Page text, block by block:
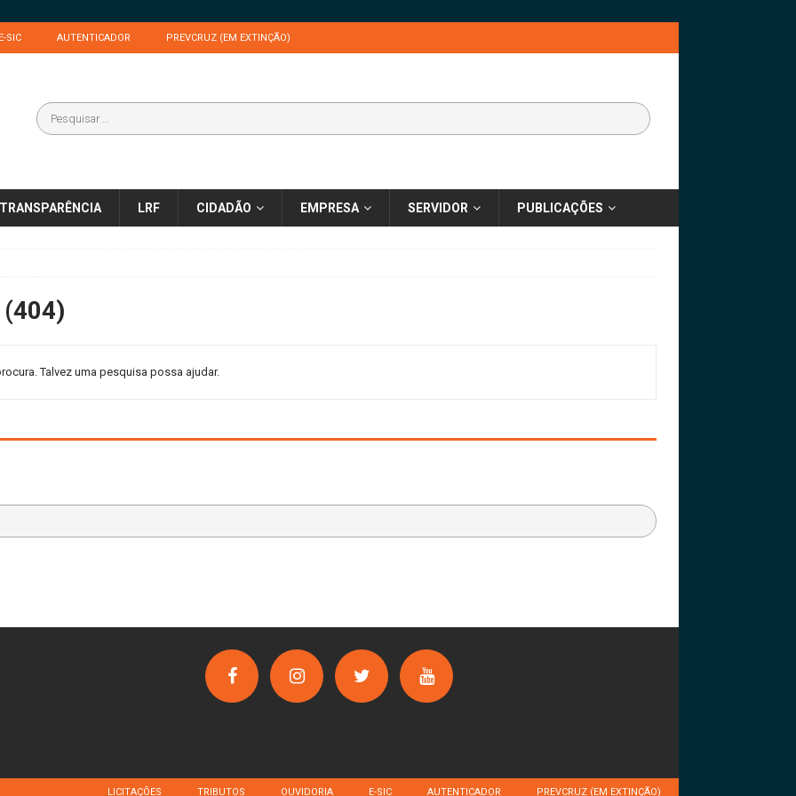
SIC AUTENTICADOR PREVCRUZ (EM EXTINÇÃO)
TRANSPARÊNCIA LRF CIDADÃO EMPRESA SERVIDOR PUBLICAÇÕES
Talvez uma pesquisa possa ajudar.
LICITAÇÕES TRIBUTOS OUVIDORIA E-SIC AUTENTICADOR PREVCRUZ (EM EXTINÇÃO)